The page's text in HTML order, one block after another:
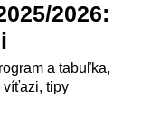
2026:
a tabuľka,
víťazi, tipy